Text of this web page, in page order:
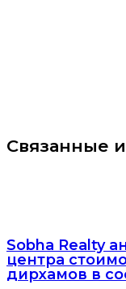
Связанные
Sobha Realty
центра
дирхамов в